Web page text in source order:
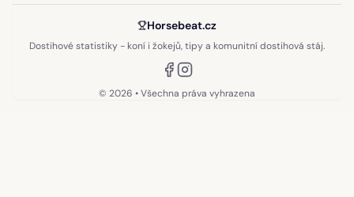
Horsebeat.cz
Dostihové statistiky - koní i žokejů, tipy a komunitní dostihová stáj.
© 2026 • Všechna práva vyhrazena